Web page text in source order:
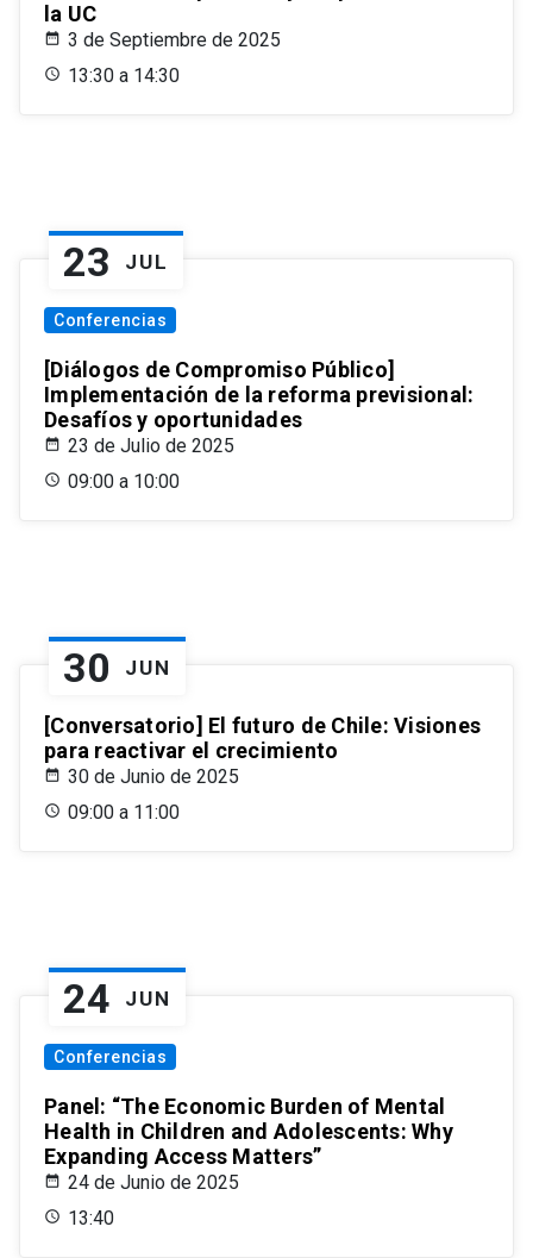
la UC
3 de Septiembre de 2025
13:30 a 14:30
23 JUL
Conferencias
[Diálogos de Compromiso Público]
Implementación de la reforma previsional:
Desafíos y oportunidades
23 de Julio de 2025
09:00 a 10:00
30 JUN
[Conversatorio] El futuro de Chile: Visiones
para reactivar el crecimiento
30 de Junio de 2025
09:00 a 11:00
24 JUN
Conferencias
Panel: “The Economic Burden of Mental
Health in Children and Adolescents: Why
Expanding Access Matters”
24 de Junio de 2025
13:40